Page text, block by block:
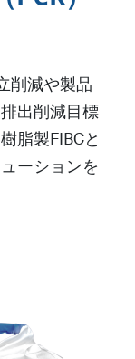
削減や製品
出削減目標
脂製FIBCと
ーションを